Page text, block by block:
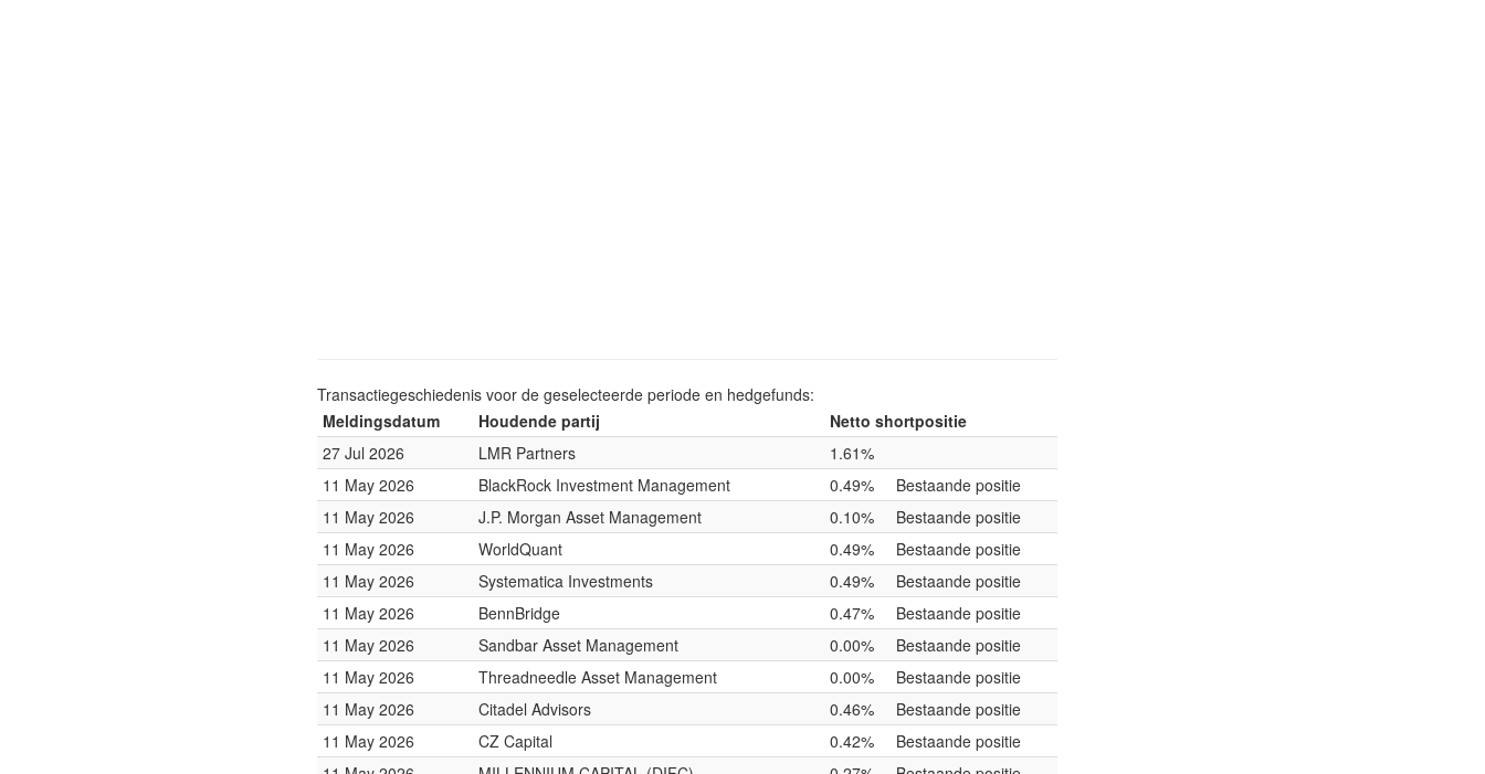
Transactiegeschiedenis voor de geselecteerde periode en hedgefunds:
Meldingsdatum
Houdende partij
Netto shortpositie
27 Jul 2026
LMR Partners
1.61%
11 May 2026
BlackRock Investment Management 0.49%
Bestaande positie
11 May 2026
J.P. Morgan Asset Management 0.10%
Bestaande positie
11 May 2026
WorldQuant 0.49%
Bestaande positie
11 May 2026
Systematica Investments 0.49%
Bestaande positie
11 May 2026
BennBridge 0.47%
Bestaande positie
11 May 2026
Sandbar Asset Management 0.00%
Bestaande positie
11 May 2026
Threadneedle Asset Management 0.00%
Bestaande positie
11 May 2026
Citadel Advisors 0.46%
Bestaande positie
11 May 2026
CZ Capital 0.42%
Bestaande positie